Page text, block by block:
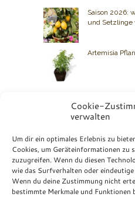
Cookie-
verwalten
Um dir ein optimales Erlebnis zu
Cookies, um Geräteinformationen zu
zuzugreifen. Wenn du diesen
wie das Surfverhalten oder
Wenn du deine Zustimmung nicht
bestimmte Merkmale und
Saison 2026:
und Setzlinge
Artemisia
BIO GRAUER
Kontakt: +49 7072 23 07
Bio Grauer
Hurschstrasse 4
DE-72810 Gomaringen